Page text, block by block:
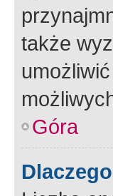
także
Góra